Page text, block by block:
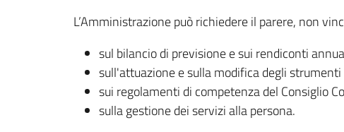
L’Amministrazione può richiedere il parere, non
sul bilancio di previsione e sui rendiconti
sull'attuazione e sulla modifica degli
sui regolamenti di competenza del Consiglio
sulla gestione dei servizi alla persona.